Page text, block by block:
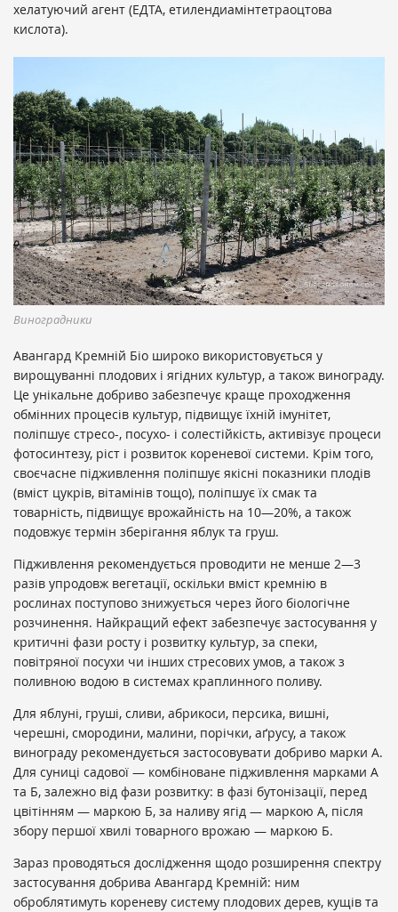
хелатуючий агент (ЕДТА, етилендиамінтетраоцтова
кислота).
Виноградники
Авангард Кремній Біо широко використовується у
вирощуванні плодових і ягідних культур, а також винограду.
Це унікальне добриво забезпечує краще проходження
обмінних процесів культур, підвищує їхній імунітет,
поліпшує стресо-, посухо- і солестійкість, активізує процеси
фотосинтезу, ріст і розвиток кореневої системи. Крім того,
своєчасне підживлення поліпшує якісні показники плодів
(вміст цукрів, вітамінів тощо), поліпшує їх смак та
товарність, підвищує врожайність на 10—20%, а також
подовжує термін зберігання яблук та груш.
Підживлення рекомендується проводити не менше 2—3
разів упродовж вегетації, оскільки вміст кремнію в
рослинах поступово знижується через його біологічне
розчинення. Найкращий ефект забезпечує застосування у
критичні фази росту і розвитку культур, за спеки,
повітряної посухи чи інших стресових умов, а також з
поливною водою в системах краплинного поливу.
Для яблуні, груші, сливи, абрикоси, персика, вишні,
черешні, смородини, малини, порічки, аґрусу, а також
винограду рекомендується застосовувати добриво марки А.
Для суниці садової — комбіноване підживлення марками А
та Б, залежно від фази розвитку: в фазі бутонізації, перед
цвітінням — маркою Б, за наливу ягід — маркою А, після
збору першої хвилі товарного врожаю — маркою Б.
Зараз проводяться дослідження щодо розширення спектру
застосування добрива Авангард Кремній: ним
оброблятимуть кореневу систему плодових дерев, кущів та